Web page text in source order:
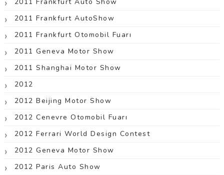
2011 Frankfurt AutoShow
2011 Frankfurt Otomobil Fuarı
2011 Geneva Motor Show
2011 Shanghai Motor Show
2012
2012 Beijing Motor Show
2012 Cenevre Otomobil Fuarı
2012 Ferrari World Design Contest
2012 Geneva Motor Show
2012 Paris Auto Show